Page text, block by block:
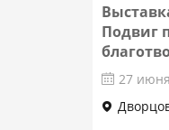
Подвиг
27